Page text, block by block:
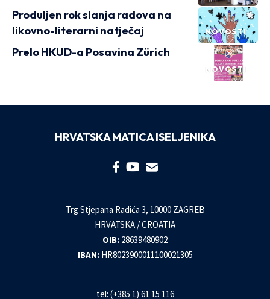
NOVOSTI
Produljen rok slanja radova na
likovno-literarni natječaj
NOVOSTI
Prelo HKUD-a Posavina Zürich
HRVATSKA MATICA ISELJENIKA
Trg Stjepana Radića 3, 10000 ZAGREB
HRVATSKA / CROATIA
OIB: 28639480902
IBAN: HR8023900011100021305
tel: (+385 1) 61 15 116